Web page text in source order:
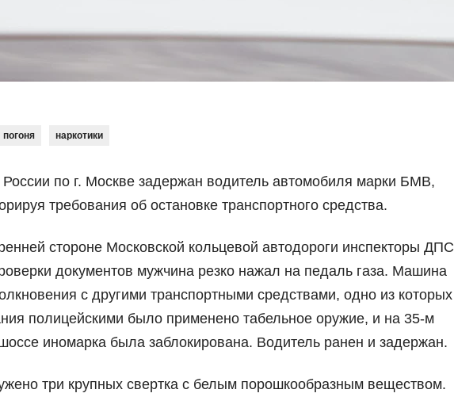
погоня наркотики
по г. Москве задержан водитель автомобиля марки БМВ,
требования об остановке транспортного средства.
стороне Московской кольцевой автодороги инспекторы ДПС
документов мужчина резко нажал на педаль газа. Машина
с другими транспортными средствами, одно из которых
полицейскими было применено табельное оружие, и на 35-м
иномарка была заблокирована. Водитель ранен и задержан.
три крупных свертка с белым порошкообразным веществом.